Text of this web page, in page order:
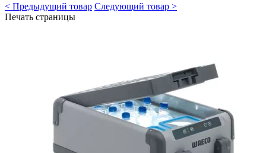
< Предыдущий товар Следующий товар >
Печать страницы